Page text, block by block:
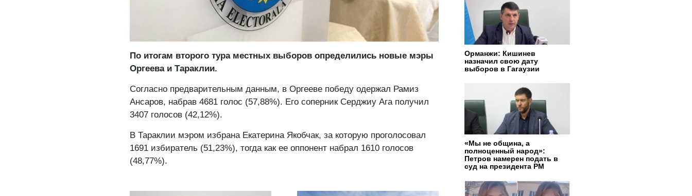
По итогам второго тура местных выборов определились новые мэры
Оргеева и Тараклии.
Согласно предварительным данным, в Оргееве победу одержал Рамиз
Ансаров, набрав 4681 голос (57,88%). Его соперник Серджиу Ага получил
3407 голосов (42,12%).
В Тараклии мэром избрана Екатерина Якобчак, за которую проголосовал
1691 избиратель (51,23%), тогда как ее оппонент набрал 1610 голосов
(48,77%).
Орманжи: Кишинев
назначил свою дату
выборов в Гагаузии
«Мы не община, а
полноценный народ»:
Петров намерен подать в
суд на президента РМ